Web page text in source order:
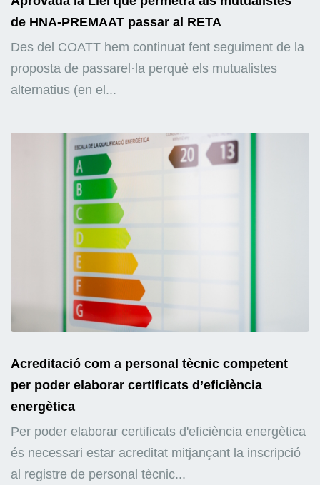
de HNA-PREMAAT passar al RETA
Des del COATT hem continuat fent seguiment de la
proposta de passarel·la perquè els mutualistes
alternatius (en el...
Acreditació com a personal tècnic competent
per poder elaborar certificats d’eficiència
energètica
Per poder elaborar certificats d'eficiència energètica
és necessari estar acreditat mitjançant la inscripció
al registre de personal tècnic...